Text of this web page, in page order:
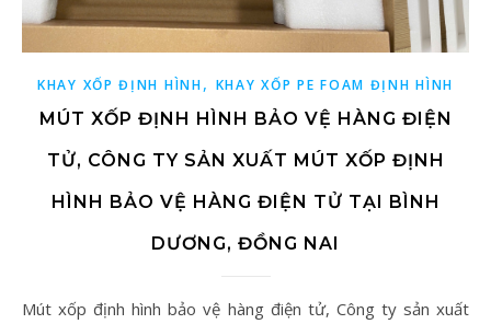
KHAY XỐP ĐỊNH HÌNH, KHAY XỐP PE FOAM ĐỊNH HÌNH
MÚT XỐP ĐỊNH HÌNH BẢO VỆ HÀNG ĐIỆN
TỬ, CÔNG TY SẢN XUẤT MÚT XỐP ĐỊNH
HÌNH BẢO VỆ HÀNG ĐIỆN TỬ TẠI BÌNH
DƯƠNG, ĐỒNG NAI
Mút xốp định hình bảo vệ hàng điện tử, Công ty sản xuất